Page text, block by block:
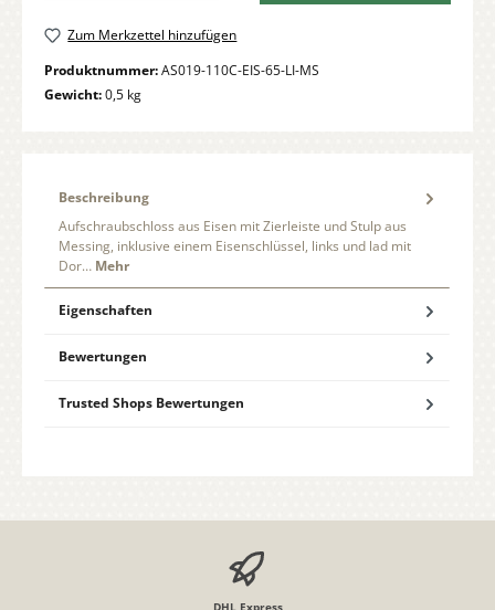
Zum Merkzettel hinzufügen
Produktnummer:AS019-110C-EIS-65-LI-MS
Gewicht:0,5 kg
Beschreibung
Aufschraubschloss aus Eisen mit Zierleiste und Stulp aus
Messing, inklusive einem Eisenschlüssel, links und lad mit
Dor… Mehr
Eigenschaften
Bewertungen
Trusted Shops Bewertungen
DHL Express